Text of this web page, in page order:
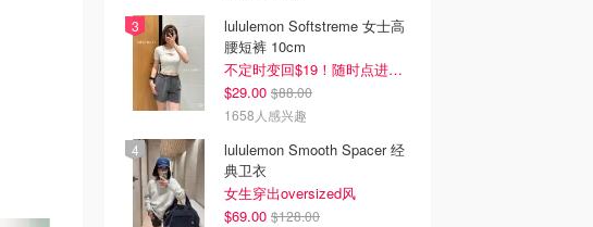
lululemon Softstreme 女士高
腰短裤 10cm
不定时变回$19！随时点进来看
$29.00 $88.00
1658人感兴趣
lululemon Smooth Spacer 经
典卫衣
女生穿出oversized风
$69.00 $128.00